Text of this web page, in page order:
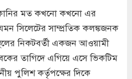
মত কখনো কখনো এর
সিলেটের সাম্প্রতিক কলঙ্কজনক
নিকটবর্তী একজন আওয়ামী
তাগিদে এগিয়ে এসে ভিকটিম
পুলিশ কর্তৃপক্ষের দিকে